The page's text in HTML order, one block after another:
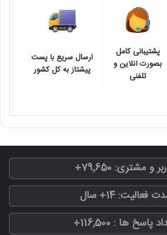
پشتیبانی کامل
بصورت آنلاین و
تلفنی
ارسال سریع با پست
پیشتاز به کل کشور
و مشتری: 79,650+
فعالیت: 14+ سال
پاسخ ها : 116,500+